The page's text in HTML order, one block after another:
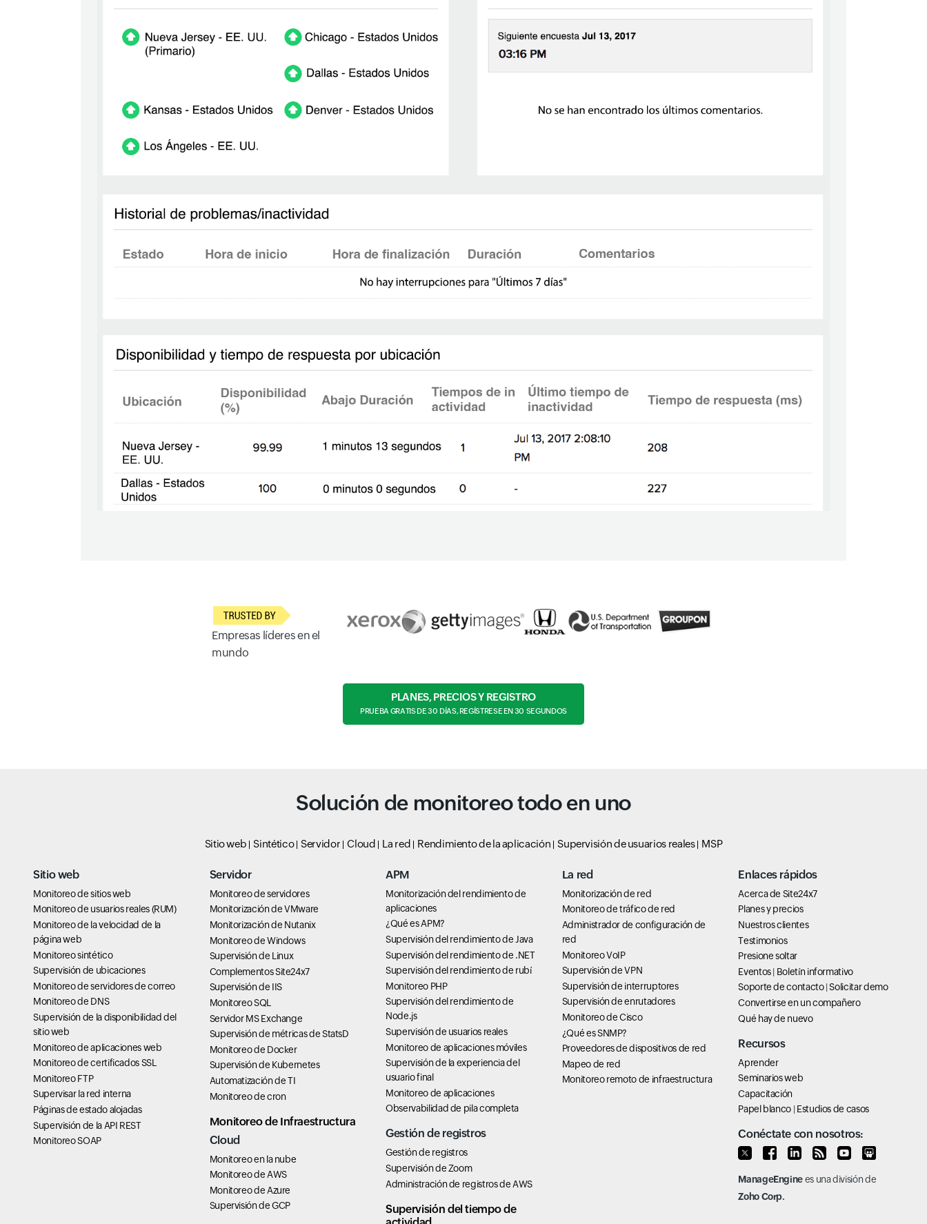
Empresas líderes en el
mundo
PLANES, PRECIOS Y REGISTRO
PRUEBA GRATIS DE 30 DÍAS, REGÍSTRESE EN 30 SEGUNDOS
Solución de monitoreo todo en uno
Sitio web Sintético Servidor Cloud La red Rendimiento de la aplicación Supervisión de usuarios reales MSP
Sitio web
Monitoreo de sitios web
Monitoreo de usuarios reales (RUM)
Monitoreo de la velocidad de la
página web
Monitoreo sintético
Supervisión de ubicaciones
Monitoreo de servidores de correo
Monitoreo de DNS
Supervisión de la disponibilidad del
sitio web
Monitoreo de aplicaciones web
Monitoreo de certificados SSL
Monitoreo FTP
Supervisar la red interna
Páginas de estado alojadas
Supervisión de la API REST
Monitoreo SOAP
Servidor
Monitoreo de servidores
Monitorización de VMware
Monitorización de Nutanix
Monitoreo de Windows
Supervisión de Linux
Complementos Site24x7
Supervisión de IIS
Monitoreo SQL
Servidor MS Exchange
Supervisión de métricas de StatsD
Monitoreo de Docker
Supervisión de Kubernetes
Automatización de TI
Monitoreo de cron
Monitoreo de Infraestructura
Cloud
Monitoreo en la nube
Monitoreo de AWS
Monitoreo de Azure
Supervisión de GCP
APM
Monitorización del rendimiento de
aplicaciones
¿Qué es APM?
Supervisión del rendimiento de Java
Supervisión del rendimiento de .NET
Supervisión del rendimiento de rubí
Monitoreo PHP
Supervisión del rendimiento de
Node.js
Supervisión de usuarios reales
Monitoreo de aplicaciones móviles
Supervisión de la experiencia del
usuario final
Monitoreo de aplicaciones
Observabilidad de pila completa
Gestión de registros
Gestión de registros
Supervisión de Zoom
Administración de registros de AWS
Supervisión del tiempo de
La red
Monitorización de red
Monitoreo de tráfico de red
Administrador de configuración de
red
Monitoreo VoIP
Supervisión de VPN
Supervisión de interruptores
Supervisión de enrutadores
Monitoreo de Cisco
¿Qué es SNMP?
Proveedores de dispositivos de red
Mapeo de red
Monitoreo remoto de infraestructura
Enlaces rápidos
Acerca de Site24x7
Planes y precios
Nuestros clientes
Testimonios
Presione soltar
Eventos| Boletín informativo
Soporte de contacto|Solicitar demo
Convertirse en un compañero
Qué hay de nuevo
Recursos
Aprender
Seminarios web
Capacitación
Papel blanco |Estudios de casos
Conéctate con nosotros:
ManageEnginees una división de
Zoho Corp.